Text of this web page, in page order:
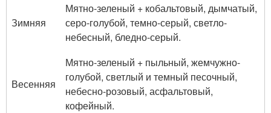
Зимняя
Мятно-зеленый + кобальтовый, дымчатый,
серо-голубой, темно-серый, светло-
небесный, бледно-серый.
Весенняя
Мятно-зеленый + пыльный, жемчужно-
голубой, светлый и темный песочный,
небесно-розовый, асфальтовый,
кофейный.